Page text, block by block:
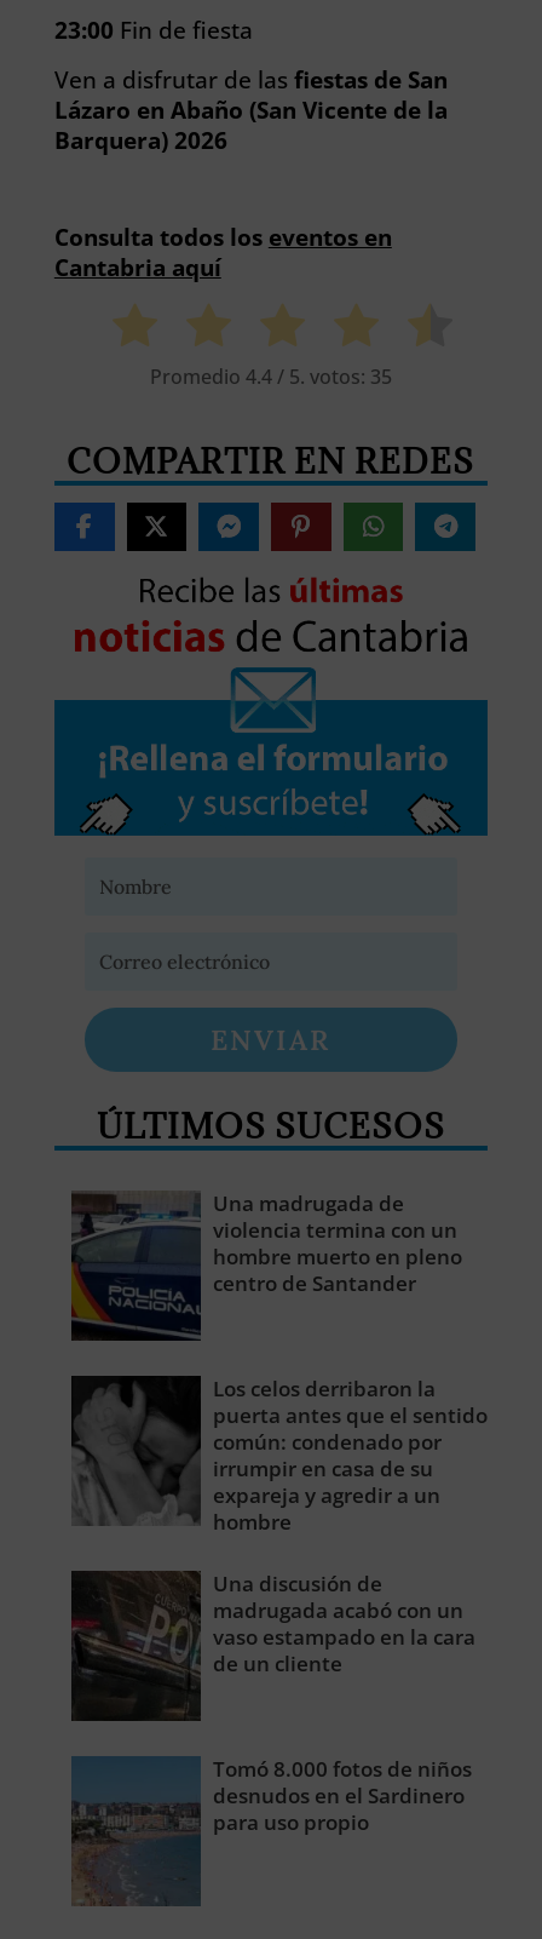
23:00 Fin de fiesta
Ven a disfrutar de las fiestas de San
Lázaro en Abaño (San Vicente de la
Barquera) 2026
Consulta todos los eventos en
Cantabria aquí
Promedio 4.4/ 5. votos: 35
COMPARTIR EN REDES
ENVIAR
ÚLTIMOS SUCESOS
Una madrugada de
violencia termina con un
hombre muerto en pleno
centro de Santander
Los celos derribaron la
puerta antes que el sentido
común: condenado por
irrumpir en casa de su
expareja y agredir a un
hombre
Una discusión de
madrugada acabó con un
vaso estampado en la cara
de un cliente
Tomó 8.000 fotos de niños
desnudos en el Sardinero
para uso propio